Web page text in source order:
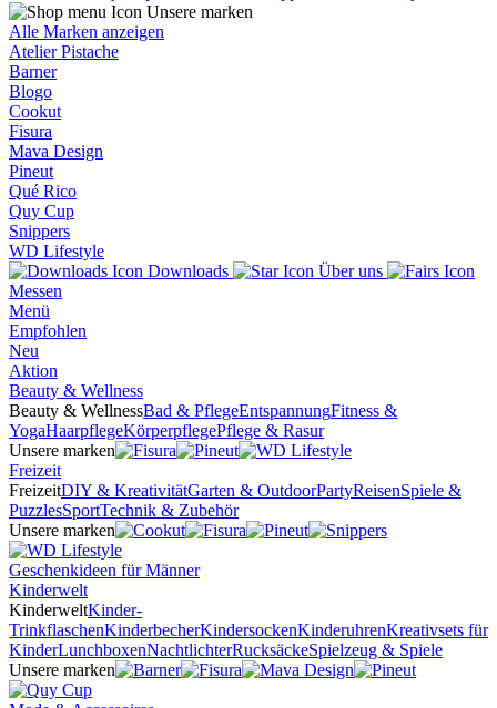
Unsere marken
Alle Marken anzeigen
Atelier Pistache
Barner
Blogo
Cookut
Fisura
Mava Design
Pineut
Qué Rico
Quy Cup
Snippers
WD Lifestyle
Downloads
Über uns
Messen
Menü
Empfohlen
Neu
Aktion
Beauty & Wellness
Beauty & WellnessBad & PflegeEntspannungFitness &
YogaHaarpflegeKörperpflegePflege & Rasur
Unsere marken
Freizeit
FreizeitDIY & KreativitätGarten & OutdoorPartyReisenSpiele &
PuzzlesSportTechnik & Zubehör
Unsere marken
Geschenkideen für Männer
Kinderwelt
KinderweltKinder-
TrinkflaschenKinderbecherKindersockenKinderuhrenKreativsets für
KinderLunchboxenNachtlichterRucksäckeSpielzeug & Spiele
Unsere marken